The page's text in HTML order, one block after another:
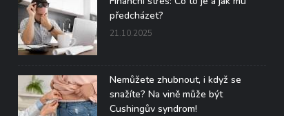
předcházet?
21.10.2025
Nemůžete zhubnout, i když se
snažíte? Na vině může být
Cushingův syndrom!